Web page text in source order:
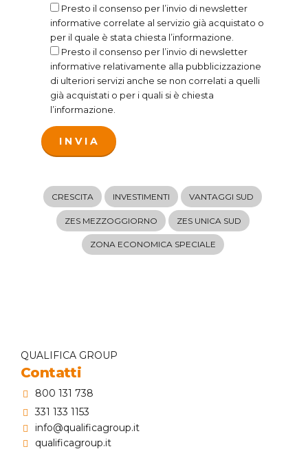
Presto il consenso per l’invio di newsletter
informative correlate al servizio già acquistato o
per il quale è stata chiesta l’informazione.
Presto il consenso per l’invio di newsletter
informative relativamente alla pubblicizzazione
di ulteriori servizi anche se non correlati a quelli
già acquistati o per i quali si è chiesta
l’informazione.
CRESCITA INVESTIMENTI VANTAGGI SUD
ZES MEZZOGGIORNO ZES UNICA SUD
ZONA ECONOMICA SPECIALE
QUALIFICA GROUP
Contatti
800 131 738
331 133 1153
info@qualificagroup.it
qualificagroup.it